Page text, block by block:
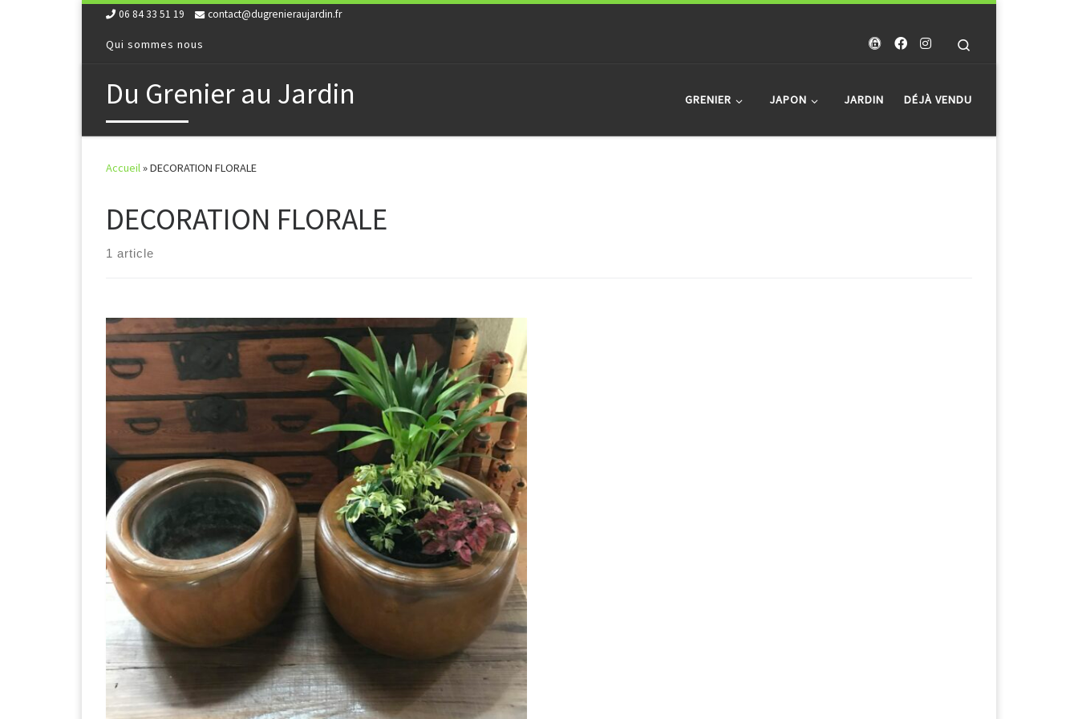
06 84 33 51 19 contact@dugrenieraujardin.fr
Qui sommes nous
Du Grenier au Jardin GRENIER JAPON JARDIN DÉJÀ VENDU
Accueil»DECORATION FLORALE
DECORATION FLORALE
1 article